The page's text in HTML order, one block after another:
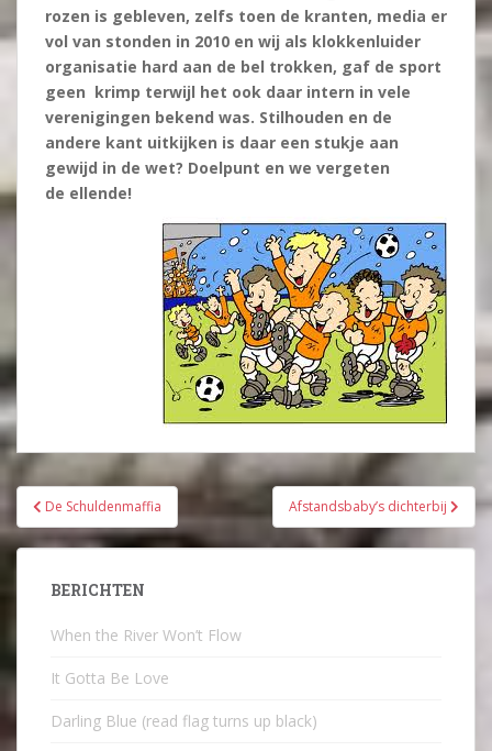
rozen is gebleven, zelfs toen de kranten, media er
vol van stonden in 2010 en wij als klokkenluider
organisatie hard aan de bel trokken, gaf de sport
geen krimp terwijl het ook daar intern in vele
verenigingen bekend was. Stilhouden en de
andere kant uitkijken is daar een stukje aan
gewijd in de wet? Doelpunt en we vergeten
de ellende!
Bericht
navigatie
De Schuldenmaffia Afstandsbaby’s dichterbij
BERICHTEN
When the River Won’t Flow
It Gotta Be Love
Darling Blue (read flag turns up black)